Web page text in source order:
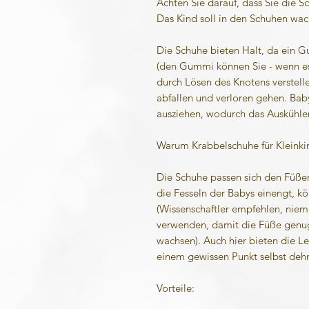
Das Kind soll in den Schuhen
Die Schuhe bieten Halt, da ein
(den Gummi können Sie - wenn
durch Lösen des Knotens
abfallen und verloren gehen.
ausziehen, wodurch das
Warum Krabbelschuhe für
Die Schuhe passen sich den
die Fesseln der Babys einengt,
(Wissenschaftler empfehlen,
verwenden, damit die Füße
wachsen). Auch hier bieten die
einem gewissen Punkt selbst
Vorteile: